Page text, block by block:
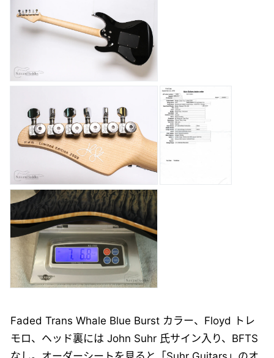
Faded Trans Whale Blue Burst カラー、Floyd トレ
モロ、ヘッド裏には John Suhr 氏サイン入り、BFTS